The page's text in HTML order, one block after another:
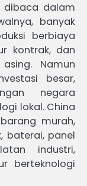
dibaca dalam
banyak
berbiaya
kontrak, dan
Namun
besar,
negara
lokal. China
murah,
baterai, panel
industri,
berteknologi